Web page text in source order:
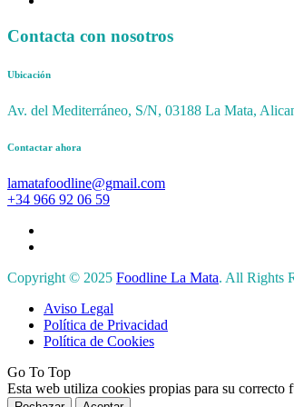
Contacta con nosotros
Ubicación
Av. del Mediterráneo, S/N, 03188 La Mata,
Contactar ahora
lamatafoodline@gmail.com
+34 966 92 06 59
Copyright © 2025 Foodline La Mata. All Rights
Aviso Legal
Política de Privacidad
Política de Cookies
Go To Top
Esta web utiliza cookies propias para su